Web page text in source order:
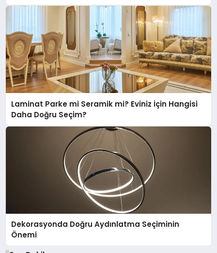
Laminat Parke mi Seramik mi? Eviniz İçin Hangisi
Daha Doğru Seçim?
Dekorasyonda Doğru Aydınlatma Seçiminin
Önemi